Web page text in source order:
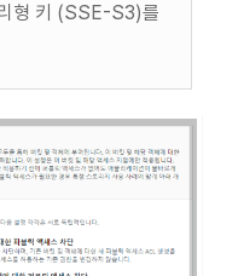
형 키 (SSE-S3)를